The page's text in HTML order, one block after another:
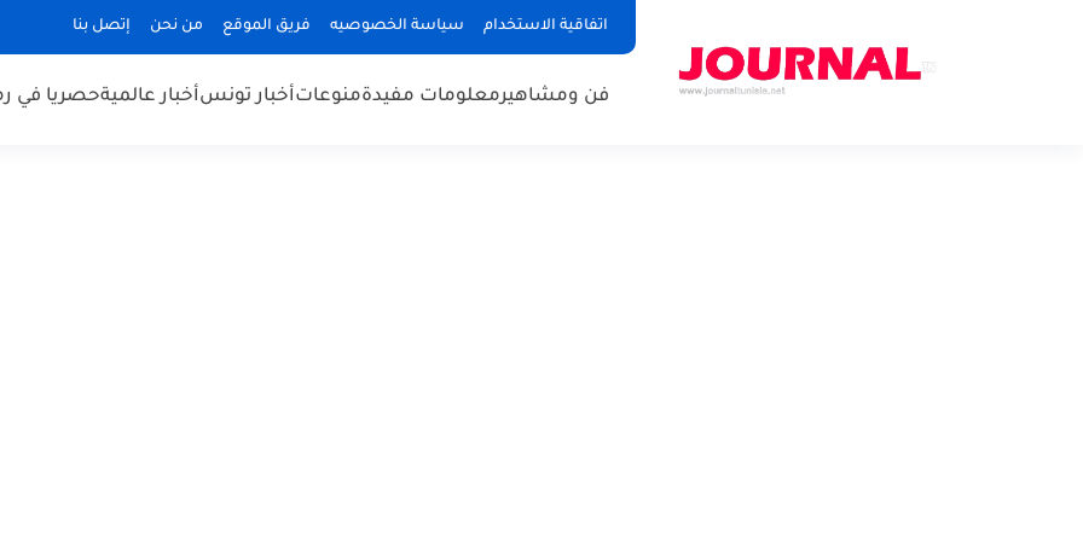
اتفاقية الاستخدام سياسة الخصوصيه فريق الموقع من نحن إتصل بنا
فن ومشاهيرمعلومات مفيدةمنوعاتأخبار تونسأخبار عالميةحصريا في